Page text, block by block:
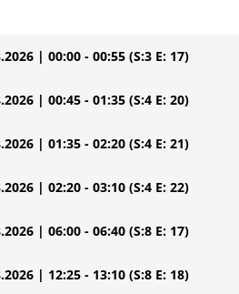
| 00:00 - 00:55 (S:3 E: 17)
| 00:45 - 01:35 (S:4 E: 20)
| 01:35 - 02:20 (S:4 E: 21)
| 02:20 - 03:10 (S:4 E: 22)
| 06:00 - 06:40 (S:8 E: 17)
| 12:25 - 13:10 (S:8 E: 18)